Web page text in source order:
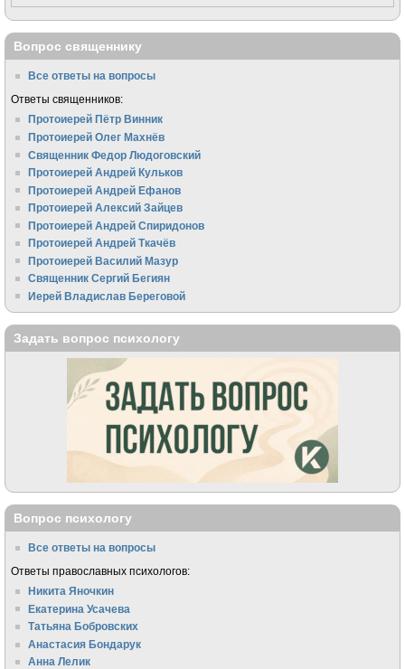
Вопрос священнику
Все ответы на вопросы
Ответы священников:
Протоиерей Пётр Винник
Протоиерей Олег Махнёв
Священник Федор Людоговский
Протоиерей Андрей Кульков
Протоиерей Андрей Ефанов
Протоиерей Алексий Зайцев
Протоиерей Андрей Спиридонов
Протоиерей Андрей Ткачёв
Протоиерей Василий Мазур
Священник Сергий Бегиян
Иерей Владислав Береговой
Задать вопрос психологу
Вопрос психологу
Все ответы на вопросы
Ответы православных психологов:
Никита Яночкин
Екатерина Усачева
Татьяна Бобровских
Анастасия Бондарук
Анна Лелик